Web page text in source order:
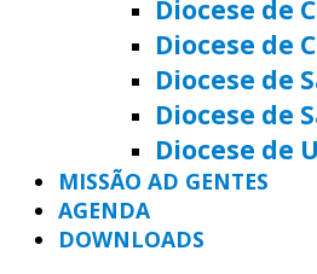
Diocese de
Diocese de
Diocese de
Diocese de
Diocese de
MISSÃO AD GENTES
AGENDA
DOWNLOADS